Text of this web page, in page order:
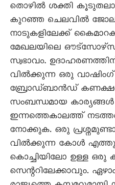
തൊഴിൽ ശക്തി
കുറഞ്ഞ ചെലവിൽ
നാടുകളിലേക്ക്
മേഖലയിലെ
സ്വഭാവം.
വിൽക്കുന്ന ഒരു
ബ്രോഡ്ബാൻഡ്
സംബന്ധമായ
ഇന്നത്തെകാലത്ത്
നോക്കുക. ഒരു
വിൽക്കുന്ന കോൾ
കൊച്ചിയിലോ ഉള്ള ഒരു
സെന്ററിലേക്കാവും.